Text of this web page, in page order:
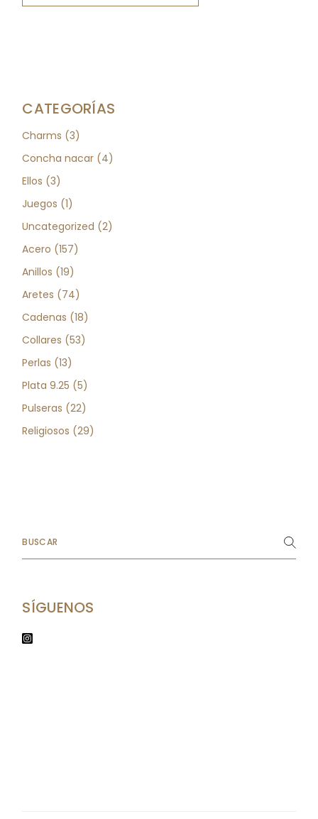
CATEGORÍAS
Charms
3
Concha nacar 4
Ellos
3
Juegos
1
Uncategorized
2
Acero
157
Anillos
19
Aretes
74
Cadenas
18
Collares
53
Perlas
13
Plata 9.25
5
Pulseras
22
Religiosos
29
SÍGUENOS